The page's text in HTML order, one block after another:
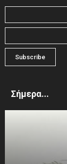
Σήμερα...